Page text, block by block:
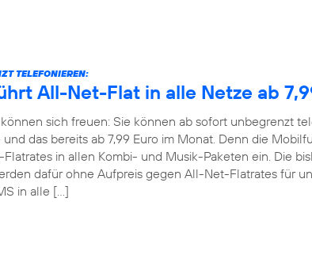
TELEFONIEREN:
All-Net-Flat in alle Netze ab
können sich freuen: Sie können ab sofort unbegrenzt
das bereits ab 7,99 Euro im Monat. Denn die
Flatrates in allen Kombi- und Musik-Paketen ein. Die
dafür ohne Aufpreis gegen All-Net-Flatrates für
in alle […]